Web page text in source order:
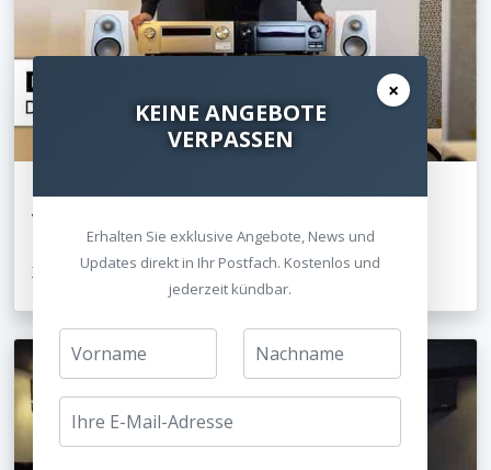
Video
Die neuen AV-Verstärker mit 8K - Denon X4700 &
X6700
×
KEINE ANGEBOTE
VERPASSEN
Erhalten Sie exklusive Angebote, News und
Updates direkt in Ihr Postfach. Kostenlos und
jederzeit kündbar.